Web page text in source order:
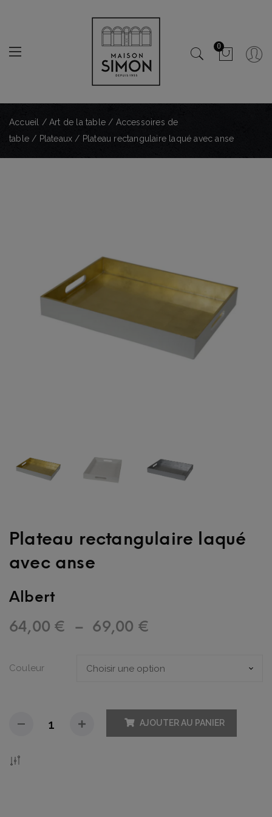
0
Accueil /Art de la table / Accessoires de
table / Plateaux / Plateau rectangulaire laqué avec anse
Plateau rectangulaire laqué
avec anse
Albert
64,00€ – 69,00 €
64,00 €
à
Couleur
AJOUTER AU PANIER